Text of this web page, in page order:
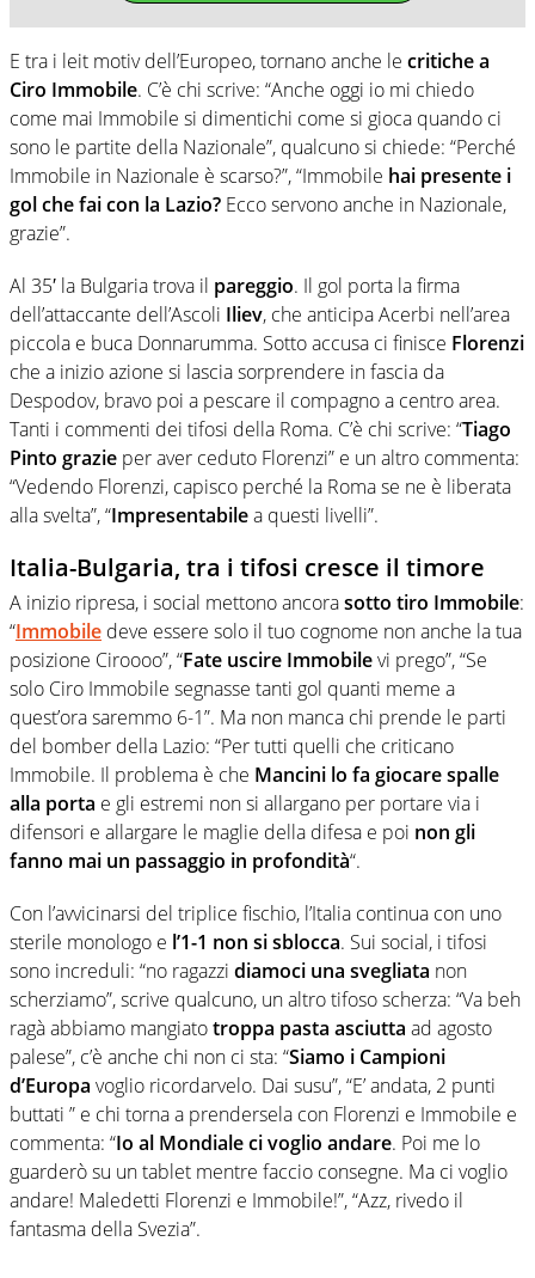
E tra i leit motiv dell’Europeo, tornano anche le critiche a
Ciro Immobile. C’è chi scrive: “Anche oggi io mi chiedo
come mai Immobile si dimentichi come si gioca quando ci
sono le partite della Nazionale”, qualcuno si chiede: “Perché
Immobile in Nazionale è scarso?”, “Immobile hai presente i
gol che fai con la Lazio? Ecco servono anche in Nazionale,
grazie”.
Al 35′ la Bulgaria trova il pareggio. Il gol porta la firma
dell’attaccante dell’Ascoli Iliev, che anticipa Acerbi nell’area
piccola e buca Donnarumma. Sotto accusa ci finisce Florenzi
che a inizio azione si lascia sorprendere in fascia da
Despodov, bravo poi a pescare il compagno a centro area.
Tanti i commenti dei tifosi della Roma. C’è chi scrive: “Tiago
Pinto grazie per aver ceduto Florenzi” e un altro commenta:
“Vedendo Florenzi, capisco perché la Roma se ne è liberata
alla svelta”, “Impresentabilea questi livelli”.
Italia-Bulgaria, tra i tifosi cresce il timore
A inizio ripresa, i social mettono ancorasotto tiro Immobile:
“Immobile deve essere solo il tuo cognome non anche la tua
posizione Ciroooo”, “Fate uscire Immobilevi prego”, “Se
solo Ciro Immobile segnasse tanti gol quanti meme a
quest’ora saremmo 6-1”. Ma non manca chi prende le parti
del bomber della Lazio: “Per tutti quelli che criticano
Immobile. Il problema è che Mancini lo fa giocare spalle
alla porta e gli estremi non si allargano per portare via i
difensori e allargare le maglie della difesa e poi non gli
fanno mai un passaggio in profondità“.
Con l’avvicinarsi del triplice fischio, l’Italia continua con uno
sterile monologo e l’1-1 non si sblocca. Sui social, i tifosi
sono increduli: “no ragazzi diamoci una svegliata non
scherziamo”, scrive qualcuno, un altro tifoso scherza: “Va beh
ragà abbiamo mangiatotroppa pasta asciutta ad agosto
palese”, c’è anche chi non ci sta: “Siamo i Campioni
d’Europa voglio ricordarvelo. Dai susu”, “E’ andata, 2 punti
buttati ” e chi torna a prendersela con Florenzi e Immobile e
commenta: “Io al Mondiale ci voglio andare. Poi me lo
guarderò su un tablet mentre faccio consegne. Ma ci voglio
andare! Maledetti Florenzi e Immobile!”, “Azz, rivedo il
fantasma della Svezia”.